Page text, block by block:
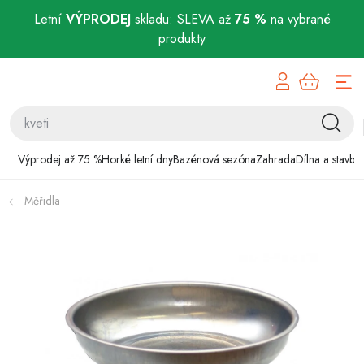
Letní VÝPRODEJskladu: SLEVA až 75 % na vybrané
produkty
Výprodej až 75 %Horké letní dnyBazénová sezónaZahradaDílna a stavba
Bazénová sezóna
Zahrada
Chovatelské potřeby
Měřidla